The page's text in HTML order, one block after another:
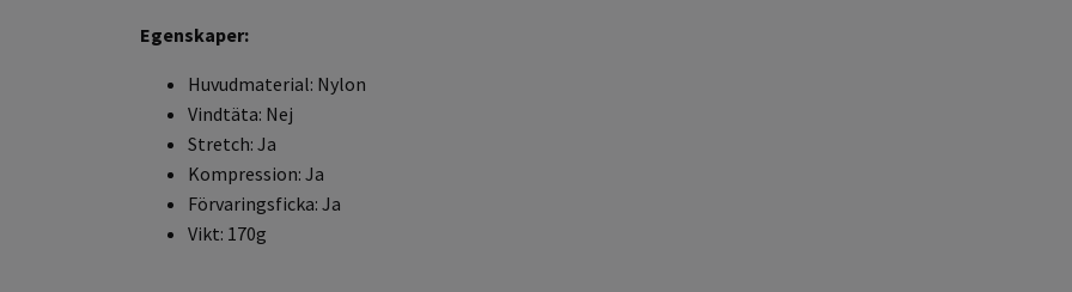
Egenskaper:
Huvudmaterial: Nylon
Vindtäta: Nej
Stretch: Ja
Kompression: Ja
Förvaringsficka: Ja
Vikt: 170g